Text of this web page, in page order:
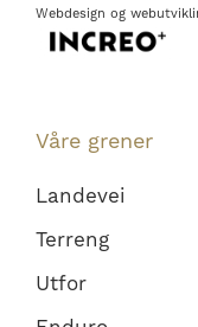
Webdesign og
Våre grener
Landevei
Terreng
Utfor